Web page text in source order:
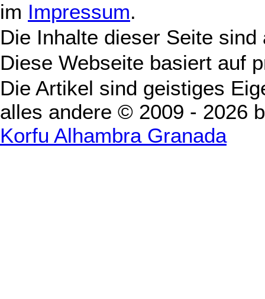
im Impressum.
Die Inhalte dieser Seite
Diese Webseite basiert auf
Die Artikel sind geistiges
alles andere © 2009 - 2026
Korfu Alhambra Granada